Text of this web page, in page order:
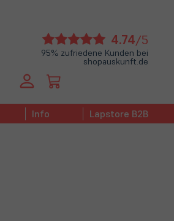
4.74/5
95% zufriedene Kunden bei
shopauskunft.de
Info Lapstore B2B